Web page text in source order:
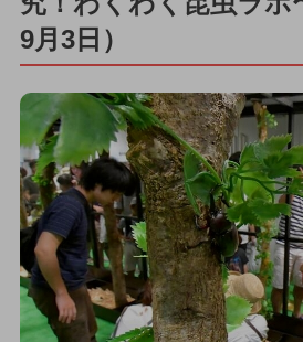
9月3日）